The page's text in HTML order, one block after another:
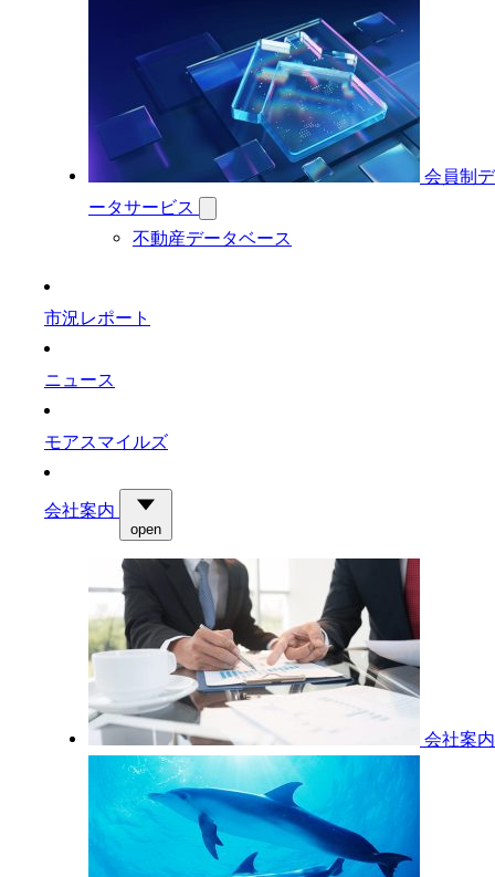
会員制デ
ータサービス
不動産データベース
市況レポート
ニュース
モアスマイルズ
会社案内
open
会社案内